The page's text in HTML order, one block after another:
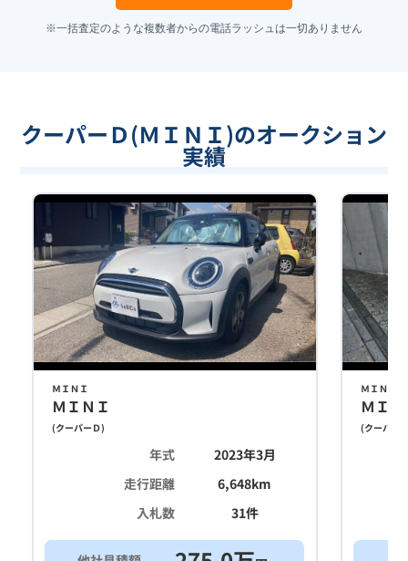
※一括査定のような複数者からの電話ラッシュは一切ありません
クーパーＤ(ＭＩＮＩ)のオークション
実績
ＭＩＮＩ
ＭＩＮＩ
(クーパーＤ)
年式
2023年3月
走行距離
6,648km
入札数
31件
ＭＩＮＩ
ＭＩ
(クーパー